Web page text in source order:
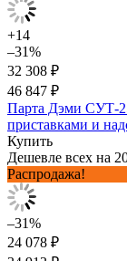
+14
–31%
32 308 ₽
46 847 ₽
Парта Дэми СУТ-
приставками и
Купить
Дешевле всех на
Распродажа!
–31%
24 078 ₽